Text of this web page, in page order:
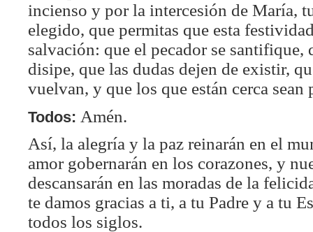
incienso y por la intercesión de María,
elegido, que permitas que esta
salvación: que el pecador se santifique,
disipe, que las dudas dejen de existir,
vuelvan, y que los que están cerca sean
Todos: Amén.
Así, la alegría y la paz reinarán en el
amor gobernarán en los corazones, y
descansarán en las moradas de la
te damos gracias a ti, a tu Padre y a tu
todos los siglos.